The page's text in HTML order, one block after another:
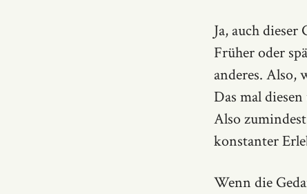
Ja, auch
Früher oder
anderes. Also,
Das mal
Also zumindest
konstanter
Wenn die